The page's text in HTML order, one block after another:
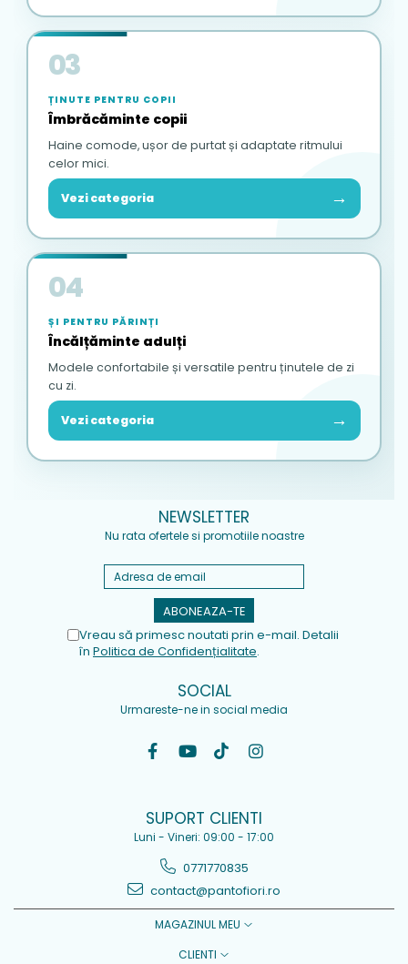
03
ȚINUTE PENTRU COPII
Îmbrăcăminte copii
Haine comode, ușor de purtat și adaptate ritmului
celor mici.
Vezi categoria →
04
ȘI PENTRU PĂRINȚI
Încălțăminte adulți
Modele confortabile și versatile pentru ținutele de zi
cu zi.
Vezi categoria →
NEWSLETTER
Nu rata ofertele si promotiile noastre
Vreau să primesc noutati prin e-mail. Detalii
în Politica de Confidențialitate.
SOCIAL
Urmareste-ne in social media
SUPORT CLIENTI
Luni - Vineri: 09:00 - 17:00
0771770835
contact@pantofiori.ro
MAGAZINUL MEU
CLIENTI